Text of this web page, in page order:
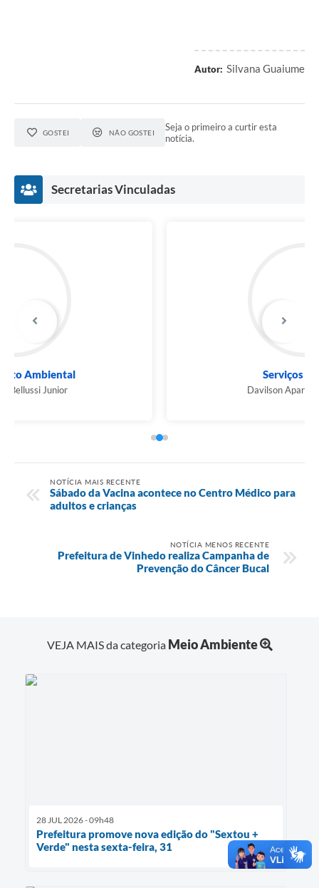
Autor: Silvana Guaiume
GOSTEI NÃO GOSTEI
Seja o primeiro a curtir esta
notícia.
Secretarias Vinculadas
NOTÍCIA MAIS RECENTE
Sábado da Vacina acontece no Centro Médico para
adultos e crianças
NOTÍCIA MENOS RECENTE
Prefeitura de Vinhedo realiza Campanha de
Prevenção do Câncer Bucal
VEJA MAIS da categoria Meio Ambiente
28 JUL 2026 - 09h48
Prefeitura promove nova edição do "Sextou +
Verde" nesta sexta-feira, 31